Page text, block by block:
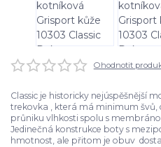
Ohodnotit
Classic je historicky nejúspěšnější
trekovka , která má minimum švů,
průniku vlhkosti spolu s
Jedinečná konstrukce boty s
hmotnost, ale přitom je obuv